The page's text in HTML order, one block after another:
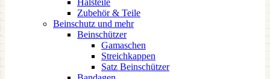
Zubehör & Teile
Beinschutz und mehr
Beinschützer
Gamaschen
Streichkappen
Satz Beinschützer